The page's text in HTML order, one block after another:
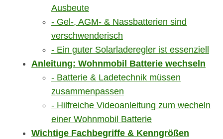
Ausbeute
Gel-, AGM- & Nassbatterien sind
verschwenderisch
Ein guter Solarladeregler ist essenziell
Anleitung: Wohnmobil Batterie wechseln
Batterie & Ladetechnik müssen
zusammenpassen
Hilfreiche Videoanleitung zum wecheln
einer Wohnmobil Batterie
Wichtige Fachbegriffe & Kenngrößen